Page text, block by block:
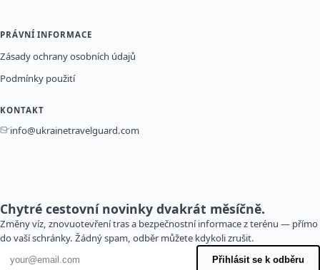
PRÁVNÍ INFORMACE
Zásady ochrany osobních údajů
Podmínky použití
KONTAKT
info@ukrainetravelguard.com
Chytré cestovní novinky dvakrát měsíčně.
Změny víz, znovuotevření tras a bezpečnostní informace z terénu — přímo
do vaší schránky. Žádný spam, odběr můžete kdykoli zrušit.
E-mailová adresa Přihlásit se k odběru